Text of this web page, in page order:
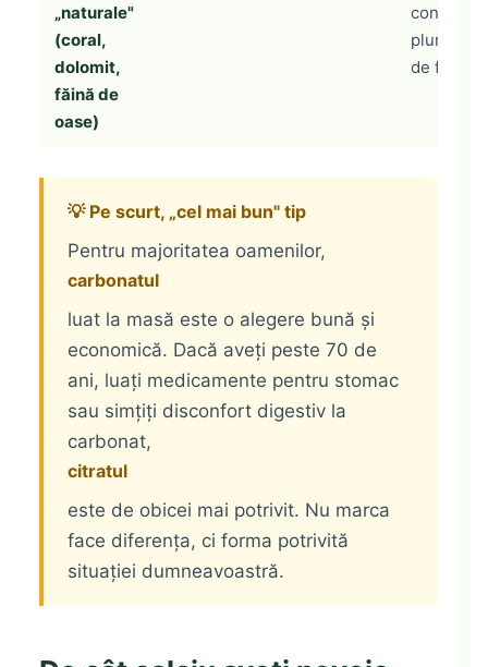
„naturale"
(coral,
dolomit,
făină de
oase)
plumb);
de
💡 Pe scurt, „cel mai bun" tip
Pentru majoritatea oamenilor,
carbonatul
luat la masă este o alegere bună și
economică. Dacă aveți peste 70 de
ani, luați medicamente pentru stomac
sau simțiți disconfort digestiv la
carbonat,
citratul
este de obicei mai potrivit. Nu marca
face diferența, ci forma potrivită
situației dumneavoastră.